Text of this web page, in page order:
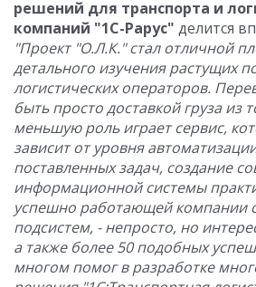
решений для транспорта и
компаний "1С-Рарус" делится
"Проект "О.Л.К." стал отличной
детального изучения растущих
логистических операторов.
быть просто доставкой груза из
меньшую роль играет сервис,
зависит от уровня
поставленных задач, создание
информационной системы
успешно работающей компании
подсистем, - непросто, но
а также более 50 подобных
многом помог в разработке